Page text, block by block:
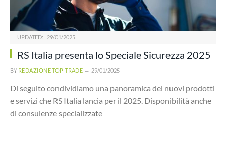
UPDATED: 29/01/2025
RS Italia presenta lo Speciale Sicurezza 2025
BY REDAZIONE TOP TRADE 29/01/2025
Di seguito condividiamo una panoramica dei nuovi prodotti
e servizi che RS Italia lancia per il 2025. Disponibilità anche
di consulenze specializzate